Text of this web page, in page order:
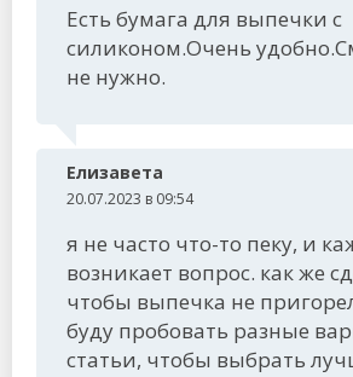
Есть бумага для выпечки с
силиконом.Очень
не нужно.
Елизавета
20.07.2023 в 09:54
я не часто что-то пеку, и
возникает вопрос. как же
чтобы выпечка не
буду пробовать разные
статьи, чтобы выбрать